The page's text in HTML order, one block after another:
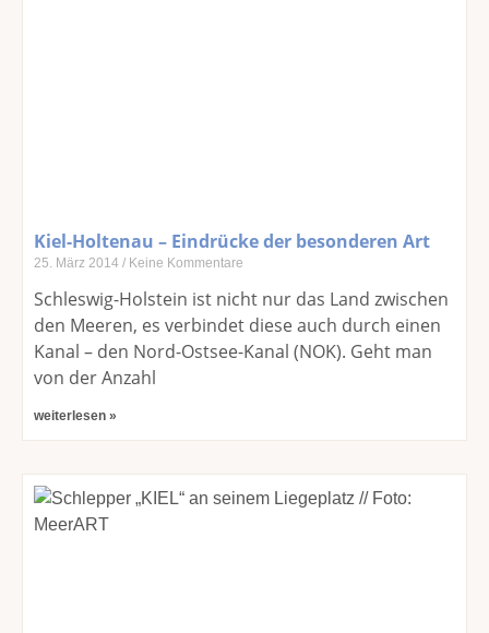
Kiel-Holtenau – Eindrücke der besonderen Art
25. März 2014 Keine Kommentare
Schleswig-Holstein ist nicht nur das Land zwischen
den Meeren, es verbindet diese auch durch einen
Kanal – den Nord-Ostsee-Kanal (NOK). Geht man
von der Anzahl
weiterlesen »